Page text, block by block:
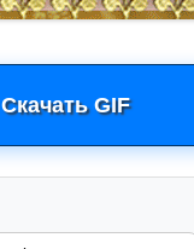
Скачать GIF